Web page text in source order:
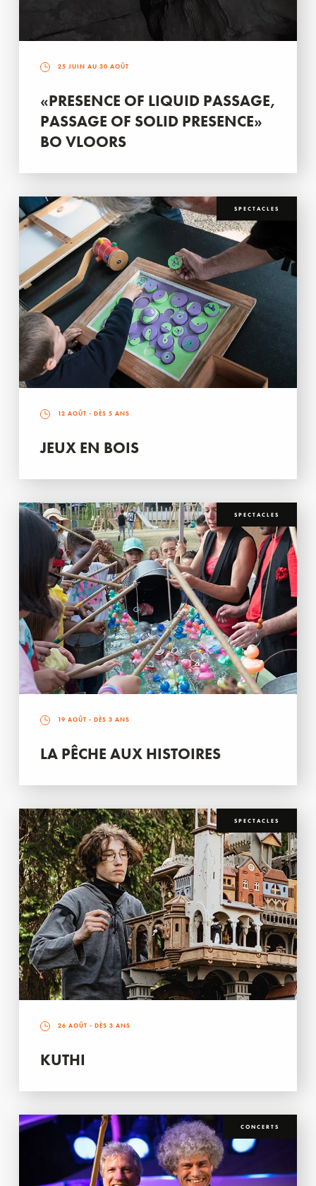
25 JUIN AU 30 AOÛT
«PRESENCE OF LIQUID PASSAGE,
PASSAGE OF SOLID PRESENCE»
BO VLOORS
SPECTACLES
12 AOÛT - DÈS 5 ANS
JEUX EN BOIS
SPECTACLES
19 AOÛT - DÈS 3 ANS
LA PÊCHE AUX HISTOIRES
SPECTACLES
26 AOÛT - DÈS 3 ANS
KUTHI
CONCERTS